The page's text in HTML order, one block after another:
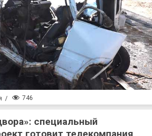
/ 746
специальный